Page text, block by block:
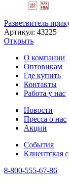
Разветвитель
Артикул: 43225
Открыть
О компании
Оптовикам
Где купить
Контакты
Работа у нас
Новости
Пресса о нас
Акции
События
Клиентская
8-800-555-67-86